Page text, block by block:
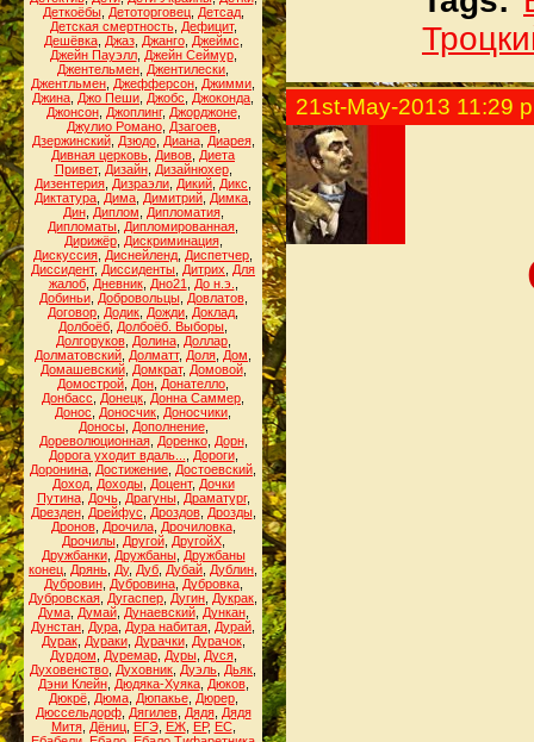
Деткоёбы, Детоторговец, Детсад,
Детская смертность, Дефицит,
Дешёвка, Джаз, Джанго, Джеймс
Джейн Пауэлл, Джейн Сеймур,
Джентельмен Джентилески
Джентльмен Джефферсон Джимми
Джина Джо Пеши Джобс Джоконда
Джонсон, Джоплинг, Джорджоне,
Джулио Романо, Дзагоев,
Дзержинский, Дзюдо, Диана, Диарея,
Дивная церковь Дивов Диета
Привет, Дизайн, Дизайнюхер,
Дизентерия Дизраэли Дикий Дикс
Диктатура Дима Димитрий Димка
Дин, Диплом Дипломатия,
Дипломаты Дипломированная
Дирижёр, Дискриминация,
Дискуссия Диснейленд Диспетчер
Диссидент, Диссиденты Дитрих
Для
жалоб, Дневник, Дно21 До н.э.
Добиньи, Добровольцы, Довлатов,
Договор Додик Дожди Доклад
Долбоёб Долбоёб. Выборы
Долгоруков, Долина, Доллар,
Долматовский Долматт, Доля Дом
Домашевский, Домкрат, Домовой,
Домострой Дон Донателло
Донбасс
Донецк Донна Саммер
Донос
Доносчик Доносчики
Доносы, Дополнение,
Дореволюционная, Доренко, Дорн,
Дорога уходит вдаль...
Дороги,
Доронина Достижение Достоевский
Доход, Доходы, Доцент, Дочки
Путина, Дочь, Драгуны, Драматург,
Дрезден, Дрейфус Дроздов, Дрозды,
Дронов, Дрочила, Дрочиловка,
Дрочилы, Другой, ДругойХ,
Дружбанки, Дружбаны, Дружбаны
конец Дрянь Ду, Дуб Дубай Дублин
Дубровин, Дубровина, Дубровка,
Дубровская Дугаспер Дугин Дукрак
Дума, Думай, Дунаевский, Дункан,
Дунстан Дура Дура набитая Дурай
Дурак, Дураки, Дурачки, Дурачок,
Дурдом
Дуремар, Дуры, Дуся,
Духовенство Духовник Дуэль Дьяк
Дэни Клейн, Дюдяка-Хуяка, Дюков,
Дюкрё, Дюма, Дюпакье, Дюрер,
Дюссельдорф, Дягилев, Дядя, Дядя
Митя, Дёниц, ЕГЭ, ЕЖ, ЕР, ЕС,
21st-May-2013 11:29